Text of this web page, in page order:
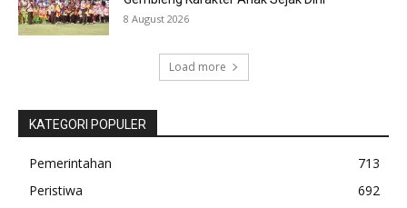
8 August 2026
Load more
KATEGORI POPULER
Pemerintahan
713
Peristiwa
692